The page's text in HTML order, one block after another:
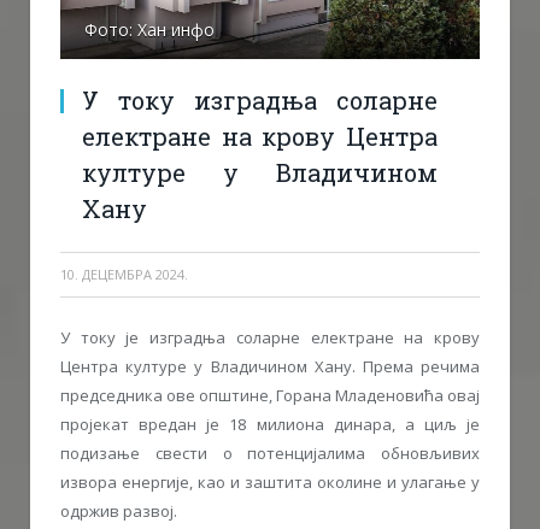
Фото: Хан инфо
У току изградња соларне
електране на крову Центра
културе у Владичином
Хану
10. ДЕЦЕМБРА 2024.
У току је изградња соларне електране на крову
Центра културе у Владичином Хану. Према речима
председника ове општине, Горана Младеновића овај
пројекат вредан је 18 милиона динара, а циљ је
подизање свести о потенцијалима обновљивих
извора енергије, као и заштита околине и улагање у
одржив развој.